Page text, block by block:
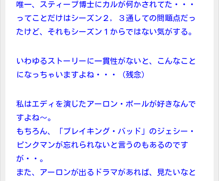
唯一、スティーブ博士にカルが何かされてた・・・
ってことだけはシーズン２，３通しての問題点だっ
たけど、それもシーズン１からではない気がする。
いわゆるストーリーに一貫性がないと、こんなこと
になっちゃいますよね・・・（残念）
私はエディを演じたアーロン・ポールが好きなんで
すよね～。
もちろん、「ブレイキング・バッド」のジェシー・
ピンクマンが忘れられないと言うのもあるのです
が・・。
また、アーロンが出るドラマがあれば、見たいなと